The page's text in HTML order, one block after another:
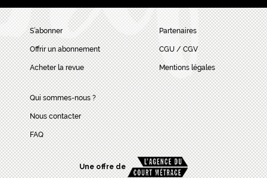
S’abonner
Offrir un abonnement
Acheter la revue
Partenaires
CGU / CGV
Mentions légales
Qui sommes-nous ?
Nous contacter
FAQ
Une offre de